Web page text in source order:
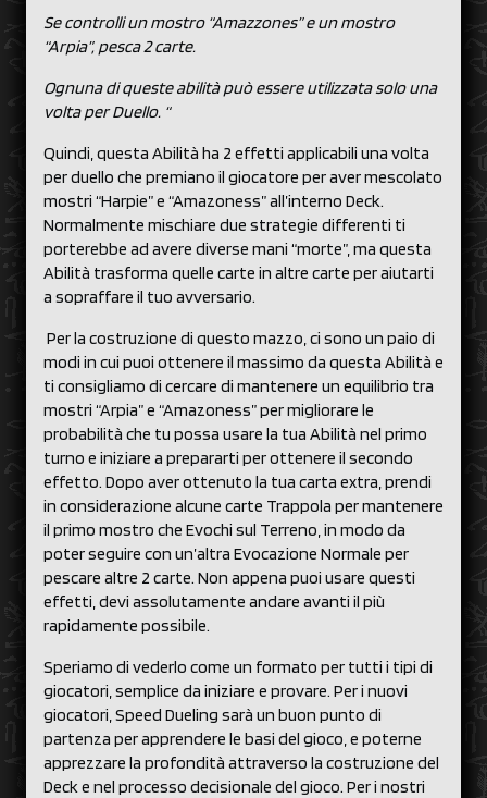
Se controlli un mostro “Amazzones” e un mostro
“Arpia”, pesca 2 carte.
Ognuna di queste abilità può essere utilizzata solo una
volta per Duello. “
Quindi, questa Abilità ha 2 effetti applicabili una volta
per duello che premiano il giocatore per aver mescolato
mostri “Harpie” e “Amazoness” all’interno Deck.
Normalmente mischiare due strategie differenti ti
porterebbe ad avere diverse mani “morte”, ma questa
Abilità trasforma quelle carte in altre carte per aiutarti
a sopraffare il tuo avversario.
Per la costruzione di questo mazzo, ci sono un paio di
modi in cui puoi ottenere il massimo da questa Abilità e
ti consigliamo di cercare di mantenere un equilibrio tra
mostri “Arpia” e “Amazoness” per migliorare le
probabilità che tu possa usare la tua Abilità nel primo
turno e iniziare a prepararti per ottenere il secondo
effetto. Dopo aver ottenuto la tua carta extra, prendi
in considerazione alcune carte Trappola per mantenere
il primo mostro che Evochi sul Terreno, in modo da
poter seguire con un’altra Evocazione Normale per
pescare altre 2 carte. Non appena puoi usare questi
effetti, devi assolutamente andare avanti il più
rapidamente possibile.
Speriamo di vederlo come un formato per tutti i tipi di
giocatori, semplice da iniziare e provare. Per i nuovi
giocatori, Speed Dueling sarà un buon punto di
partenza per apprendere le basi del gioco, e poterne
apprezzare la profondità attraverso la costruzione del
Deck e nel processo decisionale del gioco. Per i nostri